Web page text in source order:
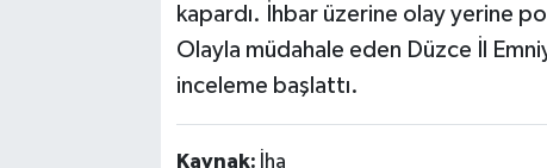
kapardı. İhbar üzerine olay yerine
Olayla müdahale eden Düzce İl
inceleme başlattı.
Kaynak: İha